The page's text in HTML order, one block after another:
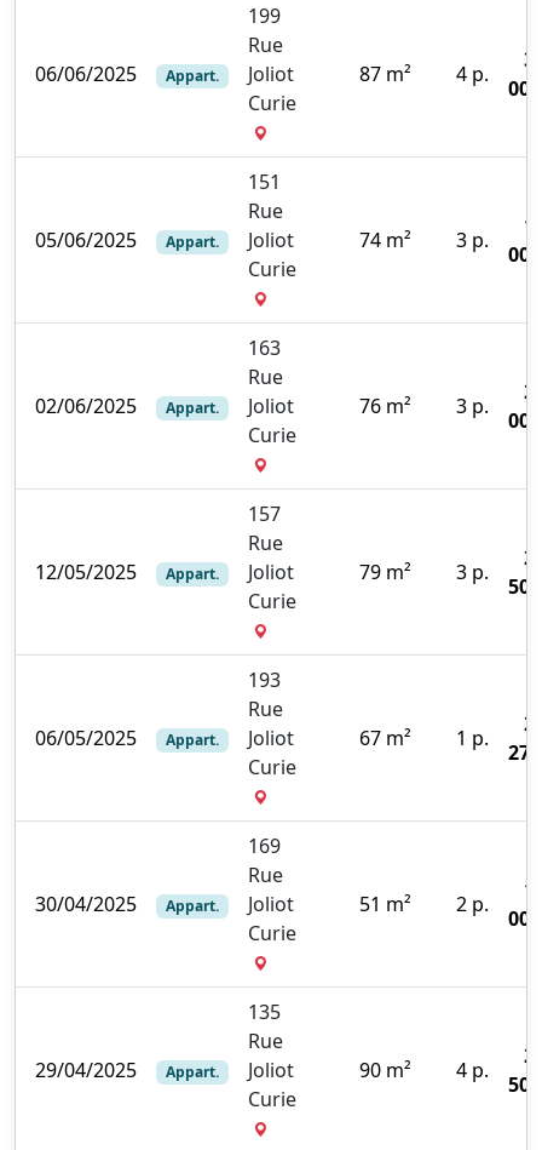
06/06/2025 Appart.
199
Rue
Joliot
Curie
87 m² 4 p.
05/06/2025 Appart.
151
Rue
Joliot
Curie
74 m² 3 p.
02/06/2025 Appart.
163
Rue
Joliot
Curie
76 m² 3 p.
12/05/2025 Appart.
157
Rue
Joliot
Curie
79 m² 3 p.
06/05/2025 Appart.
193
Rue
Joliot
Curie
67 m² 1 p.
30/04/2025 Appart.
169
Rue
Joliot
Curie
51 m² 2 p.
29/04/2025 Appart.
135
Rue
Joliot
Curie
90 m² 4 p.